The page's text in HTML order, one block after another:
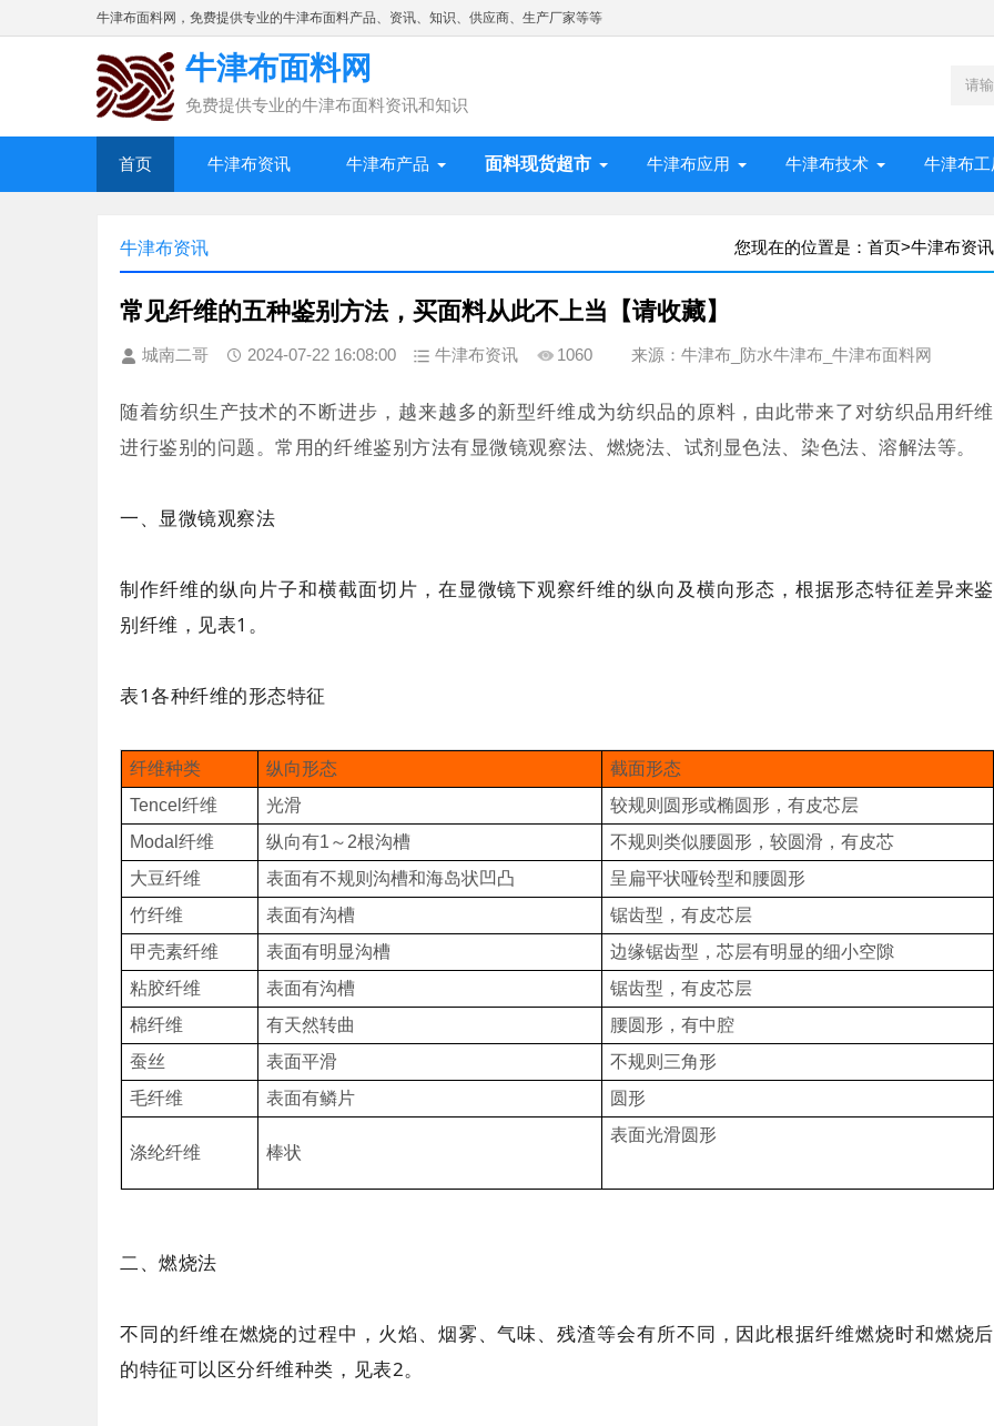
牛津布面料网，免费提供专业的牛津布面料产品、资讯、知识、供应商、生产厂家等等
牛津布面料网
免费提供专业的牛津布面料资讯和知识
首页 牛津布资讯 牛津布产品 面料现货超市 牛津布应用 牛津布技术 牛津布工
您现在的位置是： 首页>牛津布资讯
牛津布资讯
常见纤维的五种鉴别方法，买面料从此不上当【请收藏】
城南二哥 2024-07-22 16:08:00 牛津布资讯 1060 来源：牛津布_防水牛津布_牛津布面料网
随着纺织生产技术的不断进步，越来越多的新型纤维成为纺织品的原料，由此带来了对纺织品用纤维
进行鉴别的问题。常用的纤维鉴别方法有显微镜观察法、燃烧法、试剂显色法、染色法、溶解法等。
一、显微镜观察法
制作纤维的纵向片子和横截面切片，在显微镜下观察纤维的纵向及横向形态，根据形态特征差异来鉴
别纤维，见表1。
表1各种纤维的形态特征
纤维种类 纵向形态
截面形态
Tencel纤维
光滑
较规则圆形或椭圆形，有皮芯层
Modal纤维
纵向有1～2根沟槽
不规则类似腰圆形，较圆滑，有皮芯
大豆纤维
表面有不规则沟槽和海岛状凹凸
呈扁平状哑铃型和腰圆形
竹纤维
表面有沟槽
锯齿型，有皮芯层
甲壳素纤维
表面有明显沟槽
边缘锯齿型，芯层有明显的细小空隙
粘胶纤维
表面有沟槽
锯齿型，有皮芯层
棉纤维
有天然转曲
腰圆形，有中腔
蚕丝
表面平滑
不规则三角形
毛纤维
表面有鳞片 圆形
涤纶纤维 棒状
表面光滑圆形
二、燃烧法
不同的纤维在燃烧的过程中，火焰、烟雾、气味、残渣等会有所不同，因此根据纤维燃烧时和燃烧后
的特征可以区分纤维种类，见表2。